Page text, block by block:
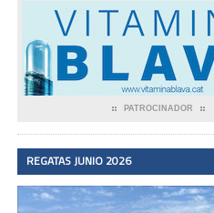
PATROCINADOR
REGATAS JUNIO 2026